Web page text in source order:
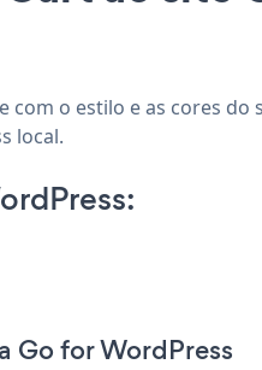
o estilo e as cores do
local.
Go for WordPress